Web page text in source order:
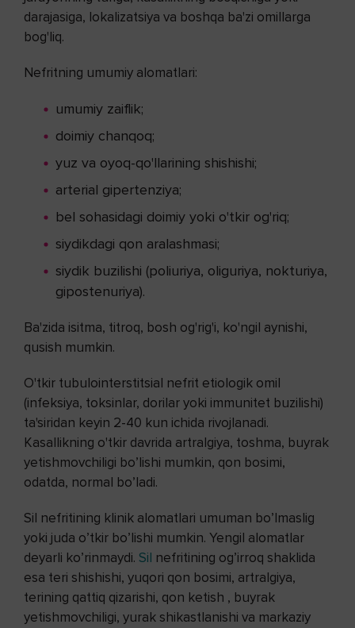
darajasiga, lokalizatsiya va boshqa ba'zi omillarga
bog'liq.
Nefritning umumiy alomatlari:
umumiy zaiflik;
doimiy chanqoq;
yuz va oyoq-qo'llarining shishishi;
arterial gipertenziya;
bel sohasidagi doimiy yoki o'tkir og'riq;
siydikdagi qon aralashmasi;
siydik buzilishi (poliuriya, oliguriya, nokturiya,
gipostenuriya).
Ba'zida isitma, titroq, bosh og'rig'i, ko'ngil aynishi,
qusish mumkin.
O'tkir tubulointerstitsial nefrit etiologik omil
(infeksiya, toksinlar, dorilar yoki immunitet buzilishi)
ta'siridan keyin 2-40 kun ichida rivojlanadi.
Kasallikning o'tkir davrida artralgiya, toshma, buyrak
yetishmovchiligi bo’lishi mumkin, qon bosimi,
odatda, normal bo’ladi.
Sil nefritining klinik alomatlari umuman bo’lmaslig
yoki juda o’tkir bo’lishi mumkin. Yengil alomatlar
deyarli ko’rinmaydi. Sil nefritining og’irroq shaklida
esa teri shishishi, yuqori qon bosimi, artralgiya,
terining qattiq qizarishi, qon ketish , buyrak
yetishmovchiligi, yurak shikastlanishi va markaziy